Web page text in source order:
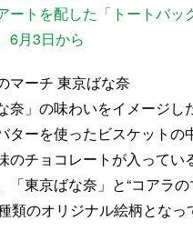
ートを配した「トートバッ
6月3日から
マーチ 東京ばな奈
奈」の味わいをイメージし
ターを使ったビスケットの
のチョコレートが入ってい
「東京ばな奈」と“コアラの
類のオリジナル絵柄となっ